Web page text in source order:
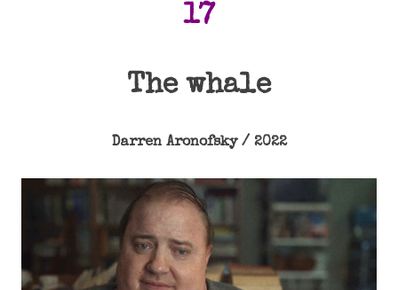
17
The whale
Darren Aronofsky / 2022